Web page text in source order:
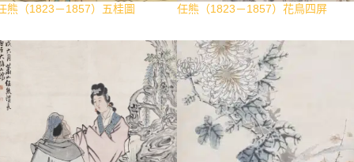
熊（1823－1857）五桂圖 任熊（1823－1857）花鳥四屏